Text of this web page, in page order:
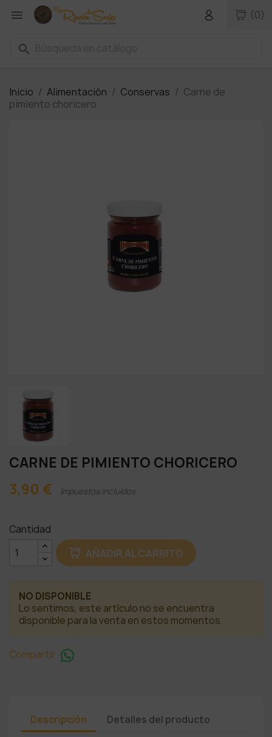
 (0)
search
Inicio Alimentación Conservas
Carne de
pimiento choricero
CARNE DE PIMIENTO CHORICERO
3,90 €
Impuestos incluidos
Cantidad
AÑADIR AL CARRITO
NO DISPONIBLE
Lo sentimos, este artículo no se encuentra
disponible para la venta en estos momentos.
Compartir
Descripción Detalles del producto